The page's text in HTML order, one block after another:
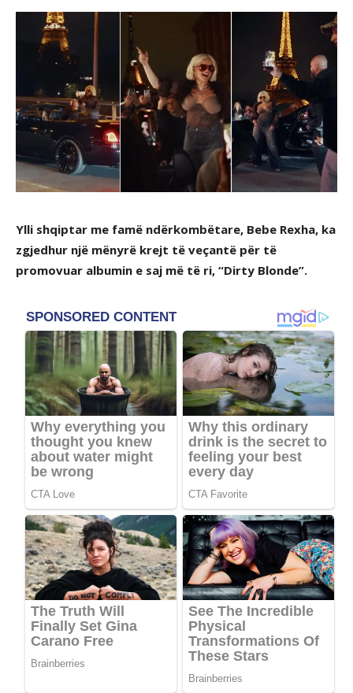
Ylli shqiptar me famë ndërkombëtare, Bebe Rexha, ka
zgjedhur një mënyrë krejt të veçantë për të
promovuar albumin e saj më të ri, “Dirty Blonde”.